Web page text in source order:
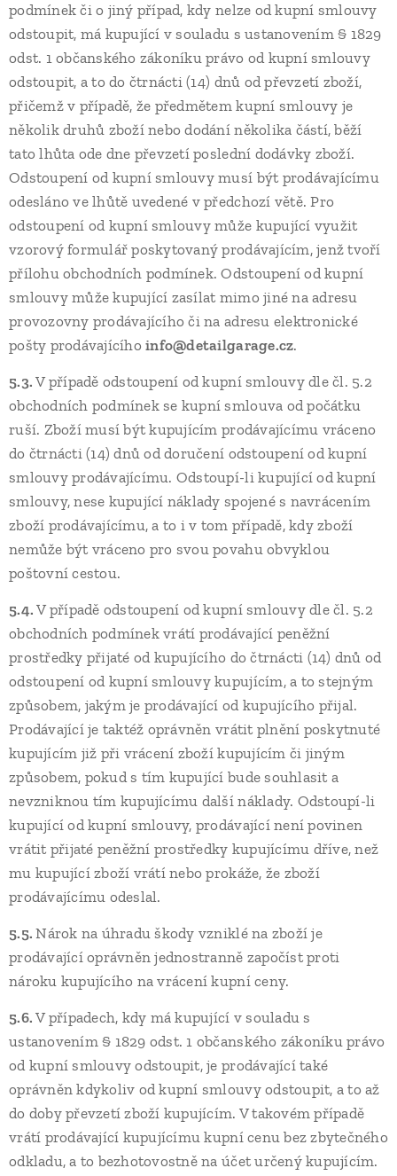
podmínek či o jiný případ, kdy nelze od kupní smlouvy
odstoupit, má kupující v souladu s ustanovením § 1829
odst. 1 občanského zákoníku právo od kupní smlouvy
odstoupit, a to do čtrnácti (14) dnů od převzetí zboží,
přičemž v případě, že předmětem kupní smlouvy je
několik druhů zboží nebo dodání několika částí, běží
tato lhůta ode dne převzetí poslední dodávky zboží.
Odstoupení od kupní smlouvy musí být prodávajícímu
odesláno ve lhůtě uvedené v předchozí větě. Pro
odstoupení od kupní smlouvy může kupující využit
vzorový formulář poskytovaný prodávajícím, jenž tvoří
přílohu obchodních podmínek. Odstoupení od kupní
smlouvy může kupující zasílat mimo jiné na adresu
provozovny prodávajícího či na adresu elektronické
pošty prodávajícíhoinfo@detailgarage.cz.
5.3.V případě odstoupení od kupní smlouvy dle čl. 5.2
obchodních podmínek se kupní smlouva od počátku
ruší. Zboží musí být kupujícím prodávajícímu vráceno
do čtrnácti (14) dnů od doručení odstoupení od kupní
smlouvy prodávajícímu. Odstoupí-li kupující od kupní
smlouvy, nese kupující náklady spojené s navrácením
zboží prodávajícímu, a to i v tom případě, kdy zboží
nemůže být vráceno pro svou povahu obvyklou
poštovní cestou.
5.4.V případě odstoupení od kupní smlouvy dle čl. 5.2
obchodních podmínek vrátí prodávající peněžní
prostředky přijaté od kupujícího do čtrnácti (14) dnů od
odstoupení od kupní smlouvy kupujícím, a to stejným
způsobem, jakým je prodávající od kupujícího přijal.
Prodávající je taktéž oprávněn vrátit plnění poskytnuté
kupujícím již při vrácení zboží kupujícím či jiným
způsobem, pokud s tím kupující bude souhlasit a
nevzniknou tím kupujícímu další náklady. Odstoupí-li
kupující od kupní smlouvy, prodávající není povinen
vrátit přijaté peněžní prostředky kupujícímu dříve, než
mu kupující zboží vrátí nebo prokáže, že zboží
prodávajícímu odeslal.
5.5.Nárok na úhradu škody vzniklé na zboží je
prodávající oprávněn jednostranně započíst proti
nároku kupujícího na vrácení kupní ceny.
5.6.V případech, kdy má kupující v souladu s
ustanovením § 1829 odst. 1 občanského zákoníku právo
od kupní smlouvy odstoupit, je prodávající také
oprávněn kdykoliv od kupní smlouvy odstoupit, a to až
do doby převzetí zboží kupujícím. V takovém případě
vrátí prodávající kupujícímu kupní cenu bez zbytečného
odkladu, a to bezhotovostně na účet určený kupujícím.